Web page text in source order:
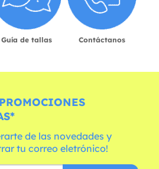
Guía de tallas Contáctanos
de las novedades y
tu correo eletrónico!